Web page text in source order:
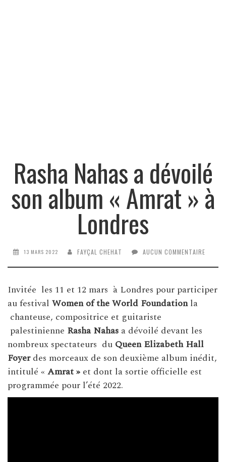
Rasha Nahas a dévoilé
son album « Amrat » à
Londres
13 MARS 2022 FAYÇAL CHEHAT AUCUN COMMENTAIRE
Invitée les 11 et 12 mars à Londres pour participer
au festival Women of the World Foundationla
chanteuse, compositrice et guitariste
palestinienne Rasha Nahas a dévoilé devant les
nombreux spectateurs du Queen Elizabeth Hall
Foyerdes morceaux de son deuxième album inédit,
intitulé « Amrat » et dont la sortie officielle est
programmée pour l’été 2022.